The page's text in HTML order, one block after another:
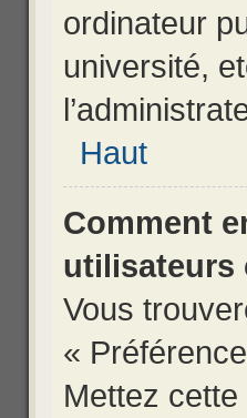
ordinateur
université,
Haut
Comment
utilisateurs
Vous
«
Mettez